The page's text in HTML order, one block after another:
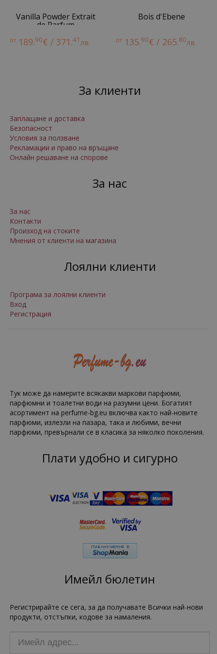
Vanilla Powder Extrait
de Parfum
от 189.90€ / 371.41лв.
Bois d'Ebene
от 135.90€ / 265.80лв.
За клиенти
Заплащане и доставка
Безопасност
Условия за ползване
Рекламации и право на връщане
Онлайн решаване на спорове
За нас
За нас
Контакти
Произход на стоките
Мнения от клиенти на магазина
Лоялни клиенти
Програма за лоялни клиенти
Вход
Регистрация
Тук може да намерите всякакви маркови парфюми,
парфюмни и тоалетни води на разумни цени. Богатият
асортимент на perfume-bg.eu включва както най-новите
парфюми, излезли на пазара, така и любими, вечни
парфюми, превърнали се в класика за няколко поколения.
Плати удобно и сигурно
Имейл бюлетин
Регистрирайте се сега, за да получавате Всички най-нови
продукти, отстъпки, кодове за намаления.